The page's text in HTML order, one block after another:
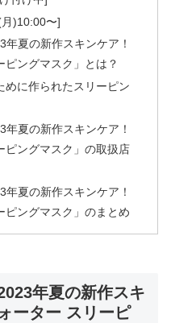
)10:00〜]
年夏の新作スキンケア！
ピングマスク」とは？
めに作られたスリーピン
年夏の新作スキンケア！
ピングマスク」の取扱店
年夏の新作スキンケア！
ピングマスク」のまとめ
年夏の新作スキ
ーター スリーピ